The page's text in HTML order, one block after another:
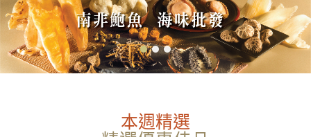
本週精選